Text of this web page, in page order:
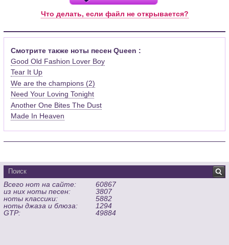
Что делать, если файл не открывается?
Смотрите также ноты песен Queen :
Good Old Fashion Lover Boy
Tear It Up
We are the champions (2)
Need Your Loving Tonight
Another One Bites The Dust
Made In Heaven
Всего нот на сайте:
60867
из них ноты песен:
3807
ноты классики:
5882
ноты джаза и блюза:
1294
GTP:
49884